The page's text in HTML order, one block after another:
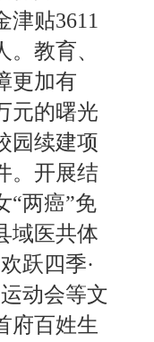
津贴3611
。教育、
更加有
元的曙光
园续建项
。开展结
“两癌”免
域医共体
跃四季·
动会等文
府百姓生